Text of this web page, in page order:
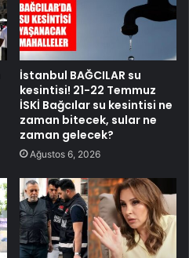
İstanbul BAĞCILAR su
kesintisi! 21-22 Temmuz
İSKİ Bağcılar su kesintisi ne
zaman bitecek, sular ne
zaman gelecek?
Ağustos 6, 2026